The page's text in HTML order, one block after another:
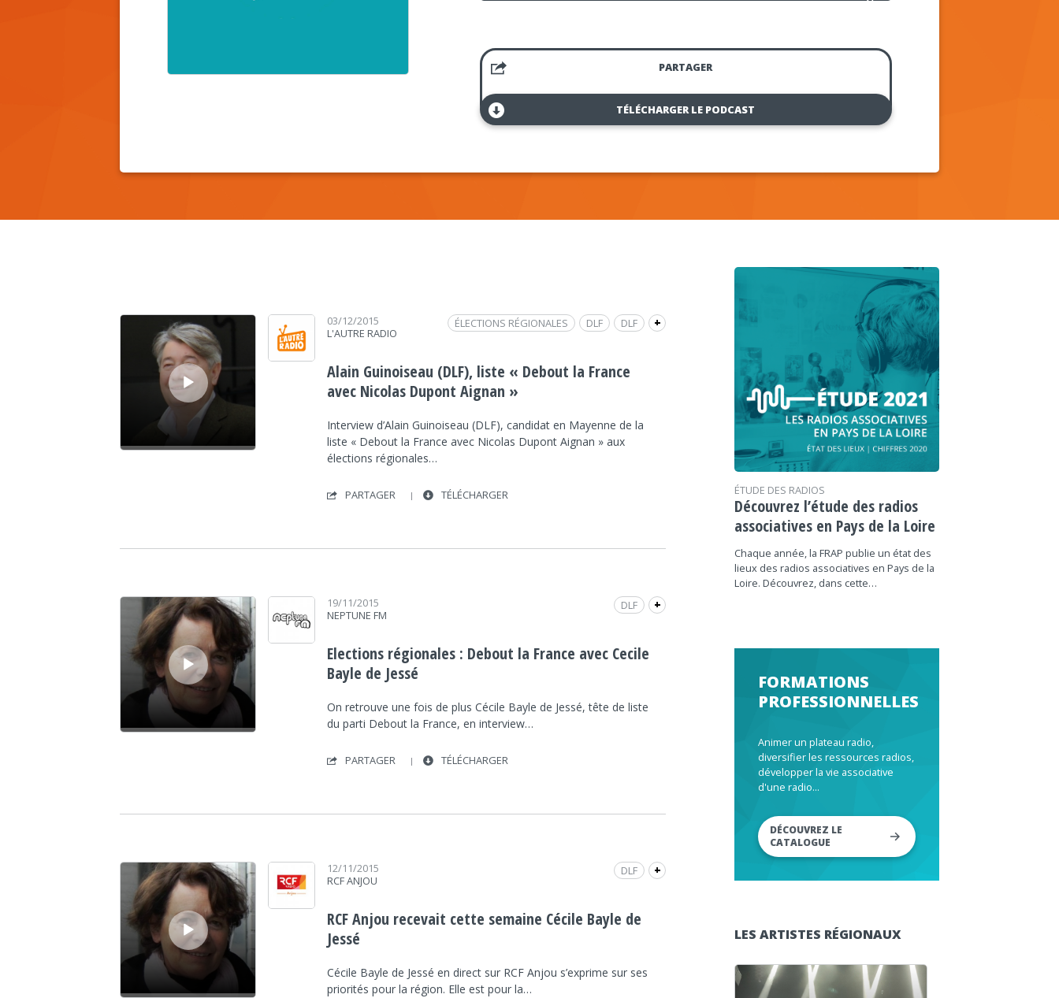
PARTAGER
TÉLÉCHARGER LE PODCAST
Lecteur audio
03/12/2015
L'AUTRE RADIO
+
DLF
DLF
ÉLECTIONS RÉGIONALES
FRAP INFO
INTERVIEW
PAYS DE LA LOIRE
Alain Guinoiseau (DLF), liste « Debout la France
avec Nicolas Dupont Aignan »
Interview d’Alain Guinoiseau (DLF), candidat en Mayenne de la
liste « Debout la France avec Nicolas Dupont Aignan » aux
élections régionales…
PARTAGER TÉLÉCHARGER
Lecteur audio
19/11/2015
NEPTUNE FM
+
DLF
FRAP INFO
INTERVIEW
NEPTUNE FM
Elections régionales : Debout la France avec Cecile
Bayle de Jessé
On retrouve une fois de plus Cécile Bayle de Jessé, tête de liste
du parti Debout la France, en interview…
PARTAGER TÉLÉCHARGER
Lecteur audio
12/11/2015
RCF ANJOU
+
DLF
FRAP INFO
INTERVIEW
POLITIQUE
RCF Anjou recevait cette semaine Cécile Bayle de
Jessé
Cécile Bayle de Jessé en direct sur RCF Anjou s’exprime sur ses
priorités pour la région. Elle est pour la…
ÉTUDE DES RADIOS
Découvrez l’étude des radios
associatives en Pays de la Loire
Chaque année, la FRAP publie un état des
lieux des radios associatives en Pays de la
Loire. Découvrez, dans cette…
FORMATIONS
PROFESSIONNELLES
Animer un plateau radio,
diversifier les ressources radios,
développer la vie associative
d'une radio...
DÉCOUVREZ LE
CATALOGUE
LES ARTISTES RÉGIONAUX
Lecteur audio